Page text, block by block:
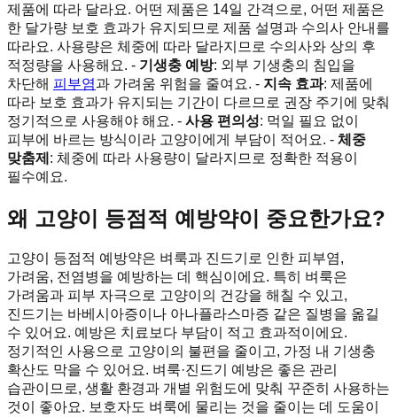
제품에 따라 달라요. 어떤 제품은 14일 간격으로, 어떤 제품은
한 달가량 보호 효과가 유지되므로 제품 설명과 수의사 안내를
따라요. 사용량은 체중에 따라 달라지므로 수의사와 상의 후
적정량을 사용해요. - 기생충 예방: 외부 기생충의 침입을
차단해 피부염과 가려움 위험을 줄여요. - 지속 효과: 제품에
따라 보호 효과가 유지되는 기간이 다르므로 권장 주기에 맞춰
정기적으로 사용해야 해요. - 사용 편의성: 먹일 필요 없이
피부에 바르는 방식이라 고양이에게 부담이 적어요. - 체중
맞춤제 : 체중에 따라 사용량이 달라지므로 정확한 적용이
필수예요.
왜 고양이 등점적 예방약이 중요한가요?
고양이 등점적 예방약은 벼룩과 진드기로 인한 피부염,
가려움, 전염병을 예방하는 데 핵심이에요. 특히 벼룩은
가려움과 피부 자극으로 고양이의 건강을 해칠 수 있고,
진드기는 바베시아증이나 아나플라스마증 같은 질병을 옮길
수 있어요. 예방은 치료보다 부담이 적고 효과적이에요.
정기적인 사용으로 고양이의 불편을 줄이고, 가정 내 기생충
확산도 막을 수 있어요. 벼룩·진드기 예방은 좋은 관리
습관이므로, 생활 환경과 개별 위험도에 맞춰 꾸준히 사용하는
것이 좋아요. 보호자도 벼룩에 물리는 것을 줄이는 데 도움이